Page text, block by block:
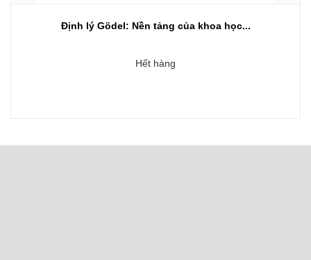
Định lý Gödel: Nền tảng của khoa học...
Hết hàng